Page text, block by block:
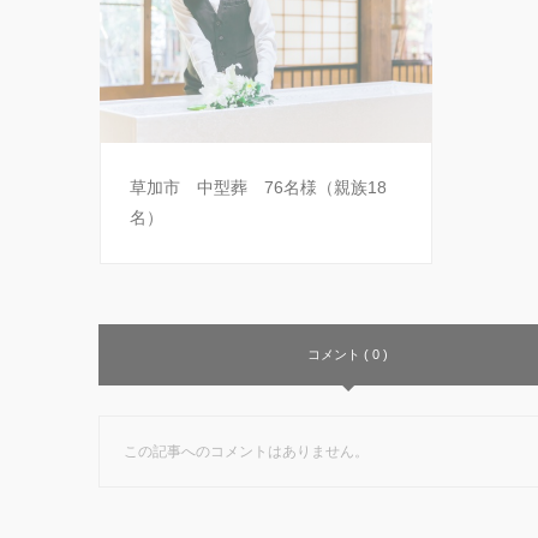
草加市 中型葬 76名様（親族18
名）
コメント ( 0 )
この記事へのコメントはありません。